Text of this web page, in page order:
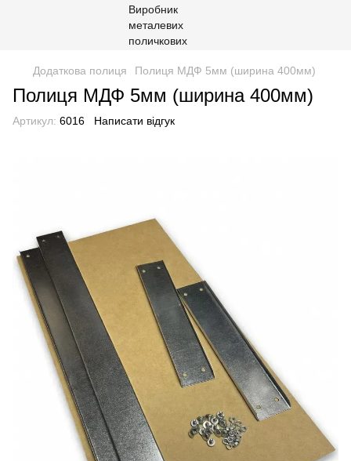
Додаткова полиця Полиця МДФ 5мм (ширина 400мм)
Полиця МДФ 5мм (ширина 400мм)
Артикул: 6016 Написати відгук